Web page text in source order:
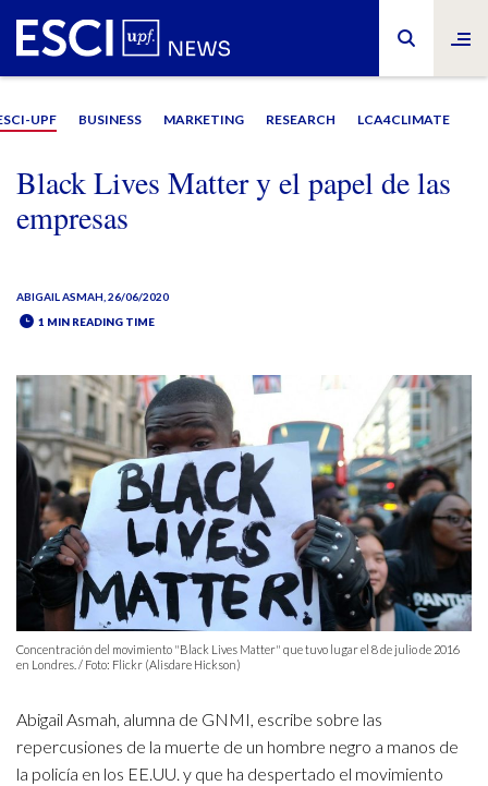
UPF BUSINESS MARKETING RESEARCH LCA4CLIMATE
Black Lives Matter y el papel de las
empresas
ABIGAIL ASMAH , 26/06/2020
1 MIN READING TIME
Concentración del movimiento "Black Lives Matter" que tuvo lugar el 8 de julio de 2016
en Londres. / Foto: Flickr (Alisdare Hickson)
Abigail Asmah, alumna de GNMI, escribe sobre las
repercusiones de la muerte de un hombre negro a manos de
la policía en los EE.UU. y que ha despertado el movimiento